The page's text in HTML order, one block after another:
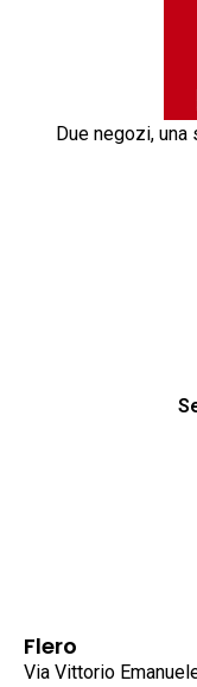
Due negozi,
Flero
Via Vittorio